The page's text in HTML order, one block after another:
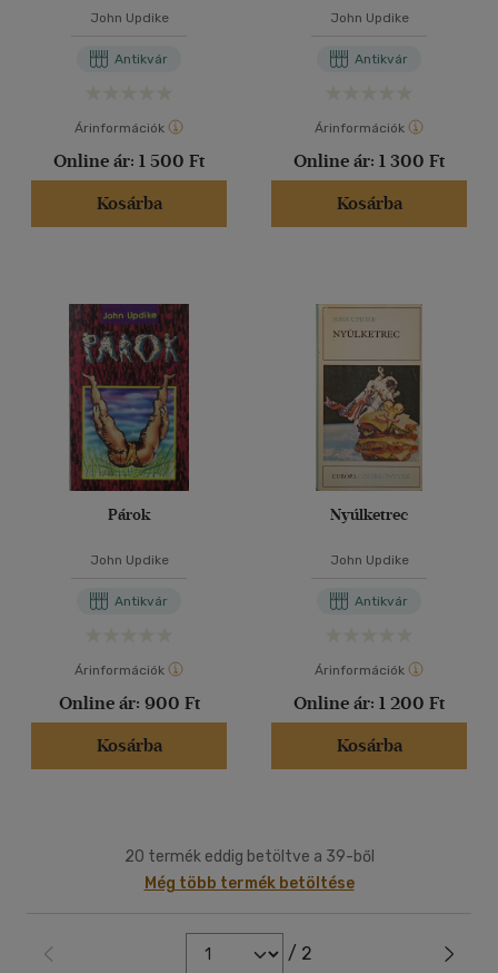
John Updike
Antikvár
Árinformációk
Online ár: 1 500 Ft
Kosárba
John Updike
Antikvár
Árinformációk
Online ár: 1 300 Ft
Kosárba
Párok
John Updike
Antikvár
Árinformációk
Online ár: 900 Ft
Kosárba
Nyúlketrec
John Updike
Antikvár
Árinformációk
Online ár: 1 200 Ft
Kosárba
20 termék eddig betöltve a 39-ből
Még több termék betöltése
/ 2